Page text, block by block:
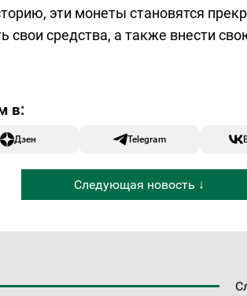
эти монеты становятся
свои средства, а также внести
Дзен Telegram
Следующая новость ↓